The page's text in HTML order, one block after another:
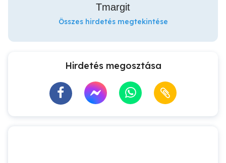
Tmargit
Összes hirdetés megtekintése
Hirdetés megosztása